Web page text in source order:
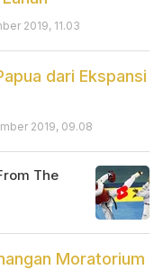
2019, 11.03
dari Ekspansi
2019, 09.08
Moratorium